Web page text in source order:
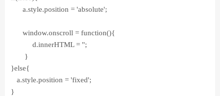
a.style.position = 'absolute';
window.onscroll = function(){
d.innerHTML = '';
}
}else{
a.style.position = 'fixed';
}